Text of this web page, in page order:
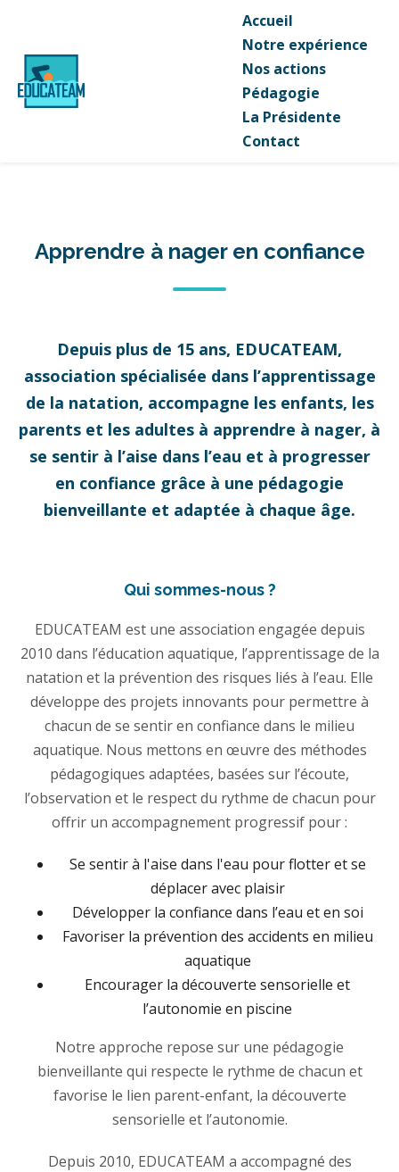
Accueil
Notre expérience
Nos actions
Pédagogie
La Présidente
Contact
Apprendre à nager en confiance
Depuis plus de 15 ans, EDUCATEAM,
association spécialisée dans l’apprentissage
de la natation, accompagne les enfants, les
parents et les adultes à apprendre à nager, à
se sentir à l’aise dans l’eau et à progresser
en confiance grâce à une pédagogie
bienveillante et adaptée à chaque âge.
Qui sommes-nous ?
EDUCATEAM est une association engagée depuis
2010 dans l’éducation aquatique, l’apprentissage de la
natation et la prévention des risques liés à l’eau. Elle
développe des projets innovants pour permettre à
chacun de se sentir en confiance dans le milieu
aquatique. Nous mettons en œuvre des méthodes
pédagogiques adaptées, basées sur l’écoute,
l’observation et le respect du rythme de chacun pour
offrir un accompagnement progressif pour :
Se sentir à l'aise dans l'eau pour flotter et se
déplacer avec plaisir
Développer la confiance dans l’eau et en soi
Favoriser la prévention des accidents en milieu
aquatique
Encourager la découverte sensorielle et
l’autonomie en piscine
Notre approche repose sur une pédagogie
bienveillante qui respecte le rythme de chacun et
favorise le lien parent-enfant, la découverte
sensorielle et l’autonomie.
Depuis 2010, EDUCATEAM a accompagné des